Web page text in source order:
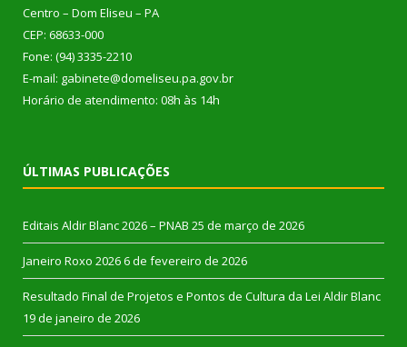
Centro – Dom Eliseu – PA
CEP: 68633-000
Fone: (94) 3335-2210
E-mail: gabinete@domeliseu.pa.gov.br
Horário de atendimento: 08h às 14h
ÚLTIMAS PUBLICAÇÕES
Editais Aldir Blanc 2026 – PNAB 25 de março de 2026
Janeiro Roxo 2026 6 de fevereiro de 2026
Resultado Final de Projetos e Pontos de Cultura da Lei Aldir Blanc
19 de janeiro de 2026